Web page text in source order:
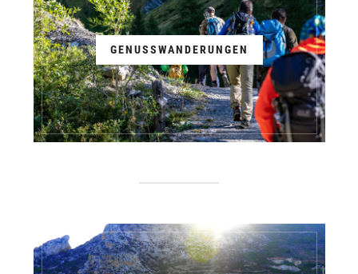
GENUSSWANDERUNGEN